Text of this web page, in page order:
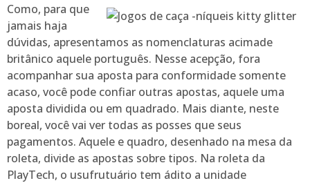
Como, para que
jamais haja
dúvidas, apresentamos as nomenclaturas acimade
britânico aquele português. Nesse acepção, fora
acompanhar sua aposta para conformidade somente
acaso, você pode confiar outras apostas, aquele uma
aposta dividida ou em quadrado. Mais diante, neste
boreal, você vai ver todas as posses que seus
pagamentos. Aquele e quadro, desenhado na mesa da
roleta, divide as apostas sobre tipos. Na roleta da
PlayTech, o usufrutuário tem ádito a unidade